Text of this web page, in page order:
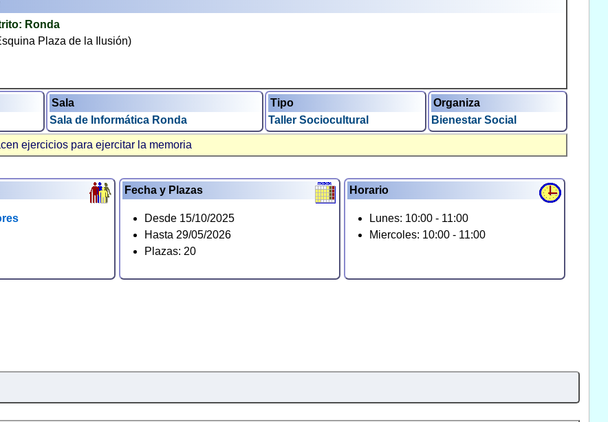
Ronda
Plaza de la Ilusión)
Sala
Sala de Informática Ronda
Tipo
Taller Sociocultural
Organiza
Bienestar Social
ejercicios para ejercitar la memoria
Fecha y Plazas
Desde 15/10/2025
Hasta 29/05/2026
Plazas: 20
Horario
Lunes: 10:00 - 11:00
Miercoles: 10:00 - 11:00